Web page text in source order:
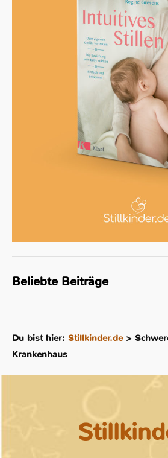
Beliebte Beiträge
Du bist hier: Stillkinder.de>
Krankenhaus